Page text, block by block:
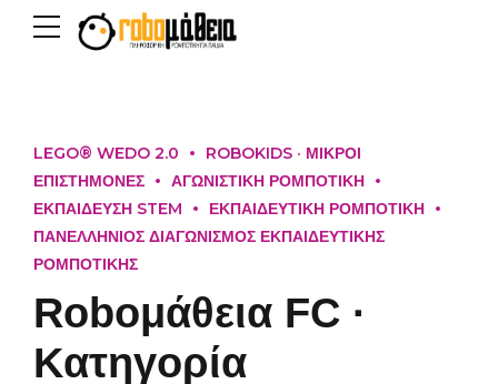
LEGO® WEDO 2.0
ROBOKIDS · ΜΙΚΡΟΙ
ΕΠΙΣΤΗΜΟΝΕΣ
ΑΓΩΝΙΣΤΙΚΗ ΡΟΜΠΟΤΙΚΗ
ΕΚΠΑΙΔΕΥΣΗ STEM
ΕΚΠΑΙΔΕΥΤΙΚΗ ΡΟΜΠΟΤΙΚΗ
ΠΑΝΕΛΛΗΝΙΟΣ ΔΙΑΓΩΝΙΣΜΟΣ ΕΚΠΑΙΔΕΥΤΙΚΗΣ
ΡΟΜΠΟΤΙΚΗΣ
Roboμάθεια FC ·
Kατηγορία